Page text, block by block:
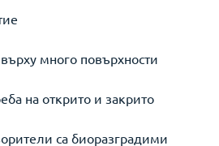
много повърхности
на открито и закрито
са биоразградими